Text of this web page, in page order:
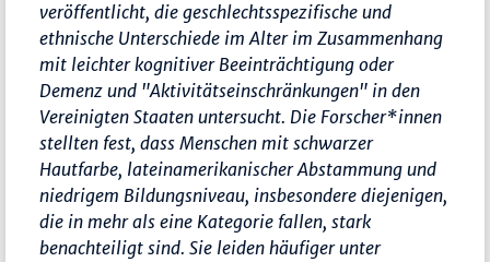
veröffentlicht, die geschlechtsspezifische und
ethnische Unterschiede im Alter im Zusammenhang
mit leichter kognitiver Beeinträchtigung oder
Demenz und "Aktivitätseinschränkungen" in den
Vereinigten Staaten untersucht. Die Forscher*innen
stellten fest, dass Menschen mit schwarzer
Hautfarbe, lateinamerikanischer Abstammung und
niedrigem Bildungsniveau, insbesondere diejenigen,
die in mehr als eine Kategorie fallen, stark
benachteiligt sind. Sie leiden häufiger unter